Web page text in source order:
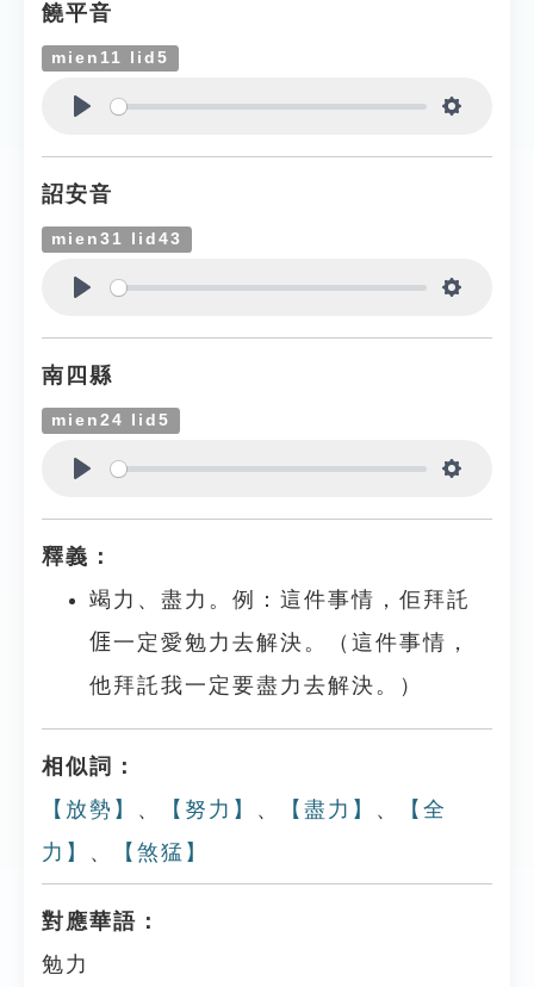
饒平音
mien11 lid5
詔安音
mien31 lid43
南四縣
mien24 lid5
釋義：
竭力、盡力。例：這件事情，佢拜託
𠊎一定愛勉力去解決。（這件事情，
他拜託我一定要盡力去解決。）
相似詞：
【放勢】 、 【努力】 、 【盡力】 、
【全
力】 、 【煞猛】
對應華語：
勉力